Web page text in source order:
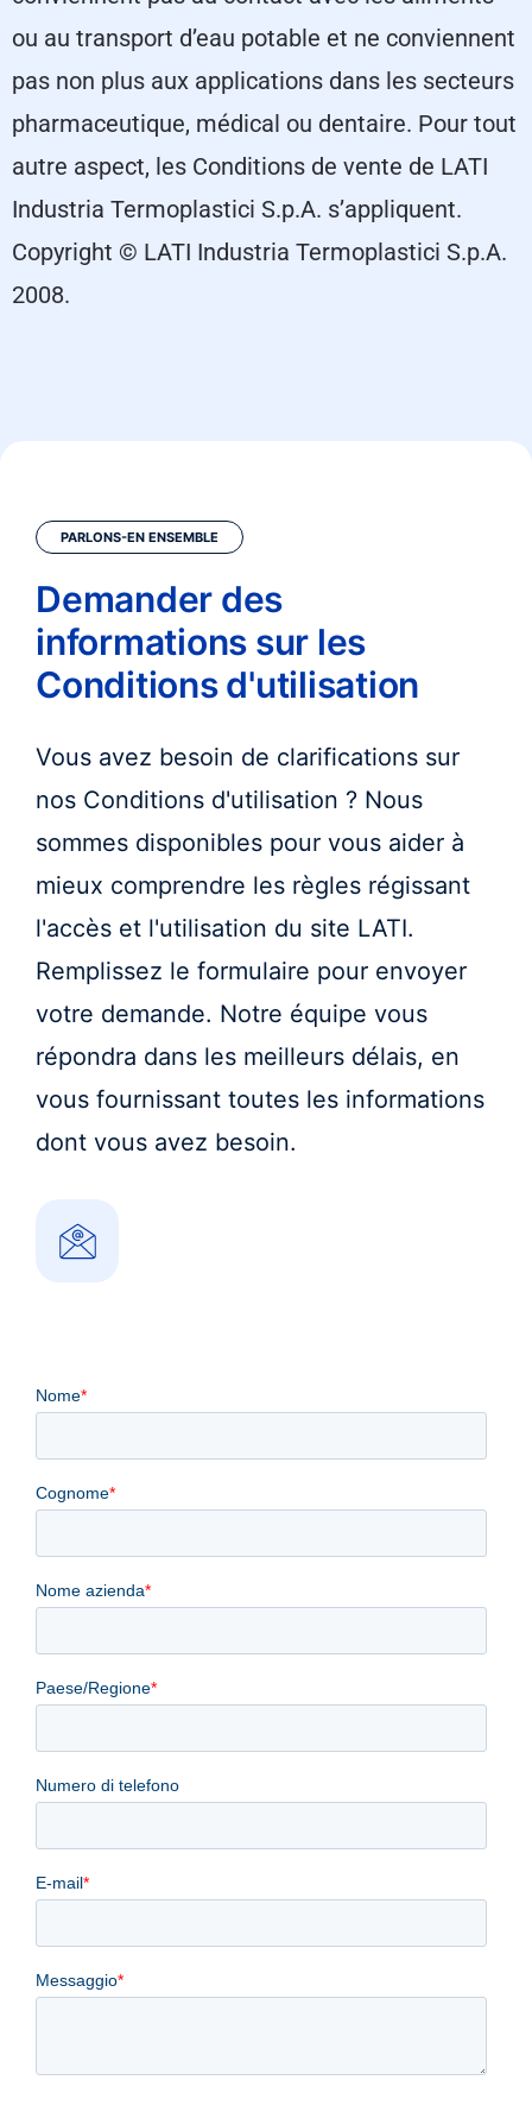
ou au transport d’eau potable et ne conviennent
pas non plus aux applications dans les secteurs
pharmaceutique, médical ou dentaire. Pour tout
autre aspect, les Conditions de vente de LATI
Industria Termoplastici S.p.A. s’appliquent.
Copyright © LATI Industria Termoplastici S.p.A.
2008.
PARLONS-EN ENSEMBLE
Demander des
informations sur les
Conditions d'utilisation
Vous avez besoin de clarifications sur
nos Conditions d'utilisation ? Nous
sommes disponibles pour vous aider à
mieux comprendre les règles régissant
l'accès et l'utilisation du site LATI.
Remplissez le formulaire pour envoyer
votre demande. Notre équipe vous
répondra dans les meilleurs délais, en
vous fournissant toutes les informations
dont vous avez besoin.